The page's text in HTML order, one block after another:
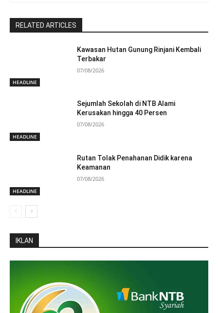
RELATED ARTICLES
HEADLINE
Kawasan Hutan Gunung Rinjani Kembali
Terbakar
07/08/2026
HEADLINE
Sejumlah Sekolah di NTB Alami
Kerusakan hingga 40 Persen
07/08/2026
HEADLINE
Rutan Tolak Penahanan Didik karena
Keamanan
07/08/2026
IKLAN